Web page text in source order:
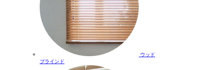
ウッド
ブラインド